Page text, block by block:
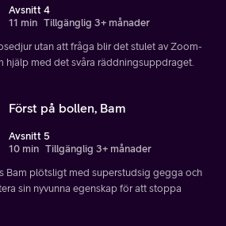
Avsnitt 4
11 min Tillgänglig 3+ månader
utan att fråga blir det stulet av Zoom-
hjälp med det svåra räddningsuppdraget.
Först på bollen, Bam
Avsnitt 5
10 min Tillgänglig 3+ månader
Bam plötsligt med superstudsig gegga och
sin nyvunna egenskap för att stoppa